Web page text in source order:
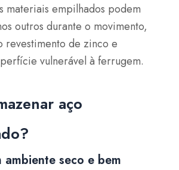
materiais empilhados podem
outros durante o movimento,
revestimento de zinco e
vulnerável à ferrugem.
aço
ambiente seco e bem